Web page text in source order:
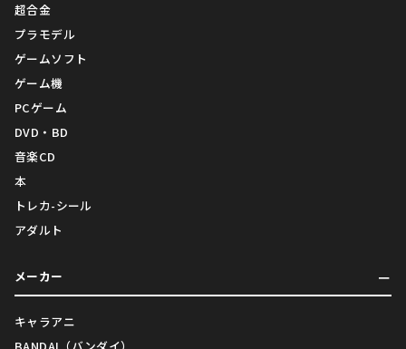
超合金
プラモデル
ゲームソフト
ゲーム機
PCゲーム
DVD・BD
音楽CD
本
トレカ-シール
アダルト
メーカー
キャラアニ